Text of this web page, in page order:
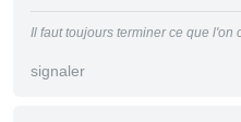
Il faut toujours terminer ce que l'on
signaler